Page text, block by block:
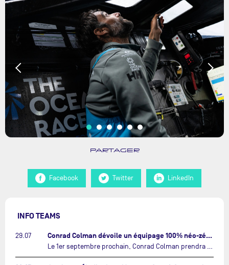
PARTAGER
Facebook Twitter LinkedIn
INFO TEAMS
29.07 Conrad Colman dévoile un équipage 100% néo-zélandais tourné vers l'avenir…
Le 1er septembre prochain, Conrad Colman prendra le départ de la première édition de The Ocean Race Atlantic, une nouvelle course IMOCA en équipage reliant New York à Lorient. À bord de MSIG Europe, le skipper néo-zélandais sera entouré de trois jeunes talents issus de la voile néo-zélandaise : Megan Thomson, Anna Merchant et Aaron Hume-Merry.…